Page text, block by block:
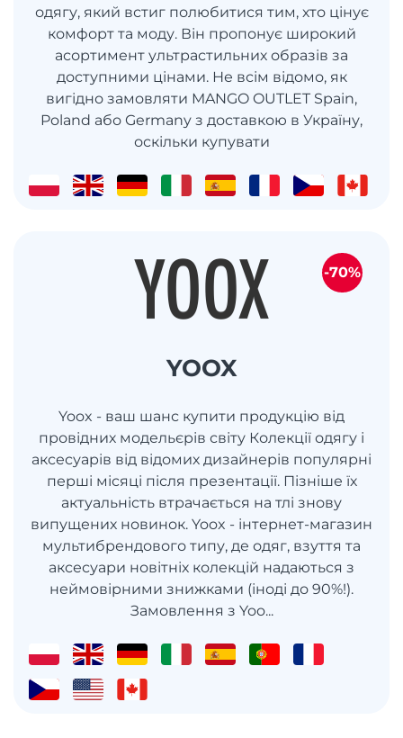
одягу, який встиг полюбитися тим, хто цінує
комфорт та моду. Він пропонує широкий
асортимент ультрастильних образів за
доступними цінами. Не всім відомо, як
вигідно замовляти MANGO OUTLET Spain,
Poland або Germany з доставкою в Україну,
оскільки купувати
YOOX
Yoox - ваш шанс купити продукцію від
провідних модельєрів світу Колекції одягу і
аксесуарів від відомих дизайнерів популярні
перші місяці після презентації. Пізніше їх
актуальність втрачається на тлі знову
випущених новинок. Yoox - інтернет-магазин
мультибрендового типу, де одяг, взуття та
аксесуари новітніх колекцій надаються з
неймовірними знижками (іноді до 90%!).
Замовлення з Yoo...
-70%